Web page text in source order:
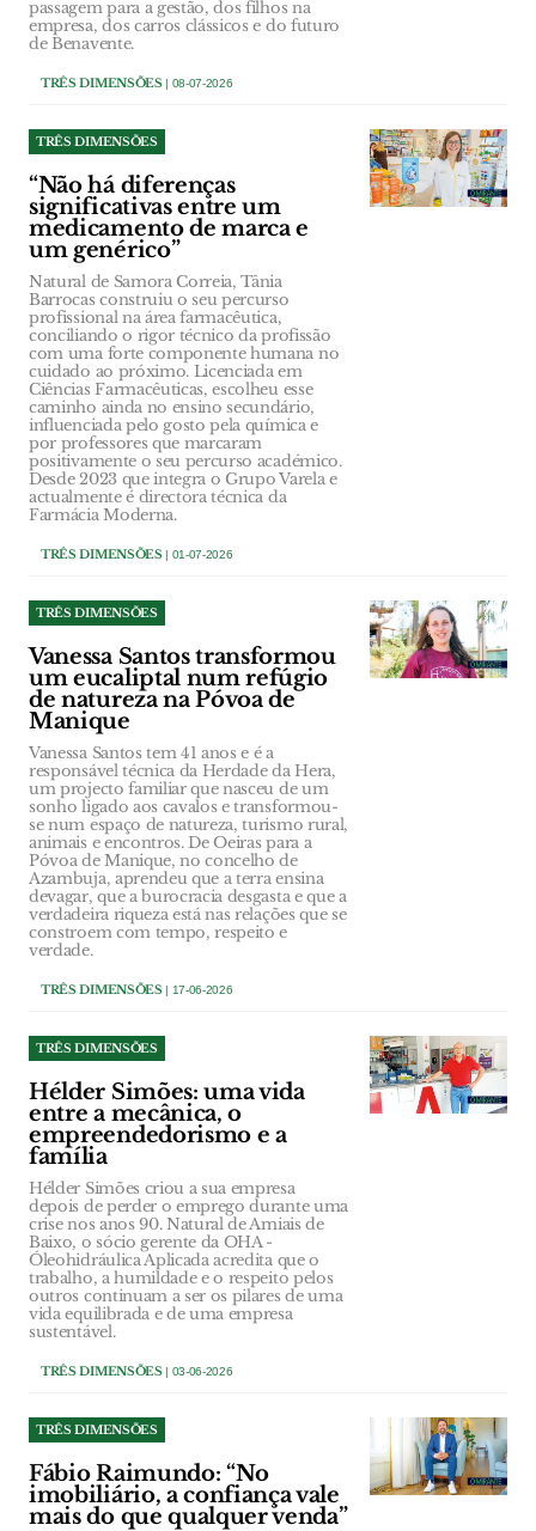
passagem para a gestão, dos filhos na
empresa, dos carros clássicos e do futuro
de Benavente.
TRÊS DIMENSÕES| 08-07-2026
TRÊS DIMENSÕES
“Não há diferenças
significativas entre um
medicamento de marca e
um genérico”
Natural de Samora Correia, Tânia
Barrocas construiu o seu percurso
profissional na área farmacêutica,
conciliando o rigor técnico da profissão
com uma forte componente humana no
cuidado ao próximo. Licenciada em
Ciências Farmacêuticas, escolheu esse
caminho ainda no ensino secundário,
influenciada pelo gosto pela química e
por professores que marcaram
positivamente o seu percurso académico.
Desde 2023 que integra o Grupo Varela e
actualmente é directora técnica da
Farmácia Moderna.
TRÊS DIMENSÕES| 01-07-2026
TRÊS DIMENSÕES
Vanessa Santos transformou
um eucaliptal num refúgio
de natureza na Póvoa de
Manique
Vanessa Santos tem 41 anos e é a
responsável técnica da Herdade da Hera,
um projecto familiar que nasceu de um
sonho ligado aos cavalos e transformou-
se num espaço de natureza, turismo rural,
animais e encontros. De Oeiras para a
Póvoa de Manique, no concelho de
Azambuja, aprendeu que a terra ensina
devagar, que a burocracia desgasta e que a
verdadeira riqueza está nas relações que se
constroem com tempo, respeito e
verdade.
TRÊS DIMENSÕES| 17-06-2026
TRÊS DIMENSÕES
Hélder Simões: uma vida
entre a mecânica, o
empreendedorismo e a
família
Hélder Simões criou a sua empresa
depois de perder o emprego durante uma
crise nos anos 90. Natural de Amiais de
Baixo, o sócio gerente da OHA -
Óleohidráulica Aplicada acredita que o
trabalho, a humildade e o respeito pelos
outros continuam a ser os pilares de uma
vida equilibrada e de uma empresa
sustentável.
TRÊS DIMENSÕES| 03-06-2026
TRÊS DIMENSÕES
Fábio Raimundo: “No
imobiliário, a confiança vale
mais do que qualquer venda”